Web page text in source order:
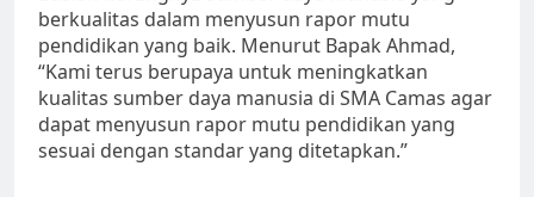
berkualitas dalam menyusun rapor mutu
pendidikan yang baik. Menurut Bapak Ahmad,
“Kami terus berupaya untuk meningkatkan
kualitas sumber daya manusia di SMA Camas agar
dapat menyusun rapor mutu pendidikan yang
sesuai dengan standar yang ditetapkan.”